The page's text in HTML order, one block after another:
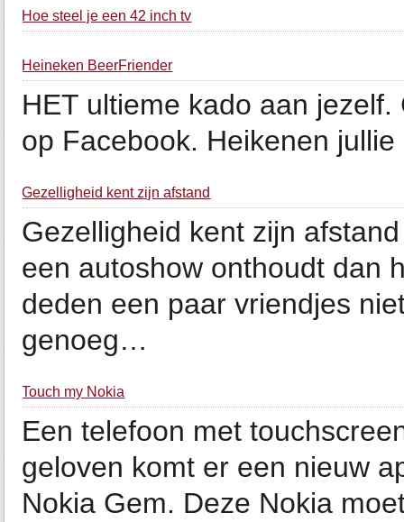
Hoe steel je een 42 inch tv
Heineken BeerFriender
HET ultieme kado aan
op Facebook. Heikenen
Gezelligheid kent zijn afstand
Gezelligheid kent zijn
een autoshow onthoudt dan
deden een paar vriendjes
genoeg…
Touch my Nokia
Een telefoon met
geloven komt er een nieuw
Nokia Gem. Deze Nokia